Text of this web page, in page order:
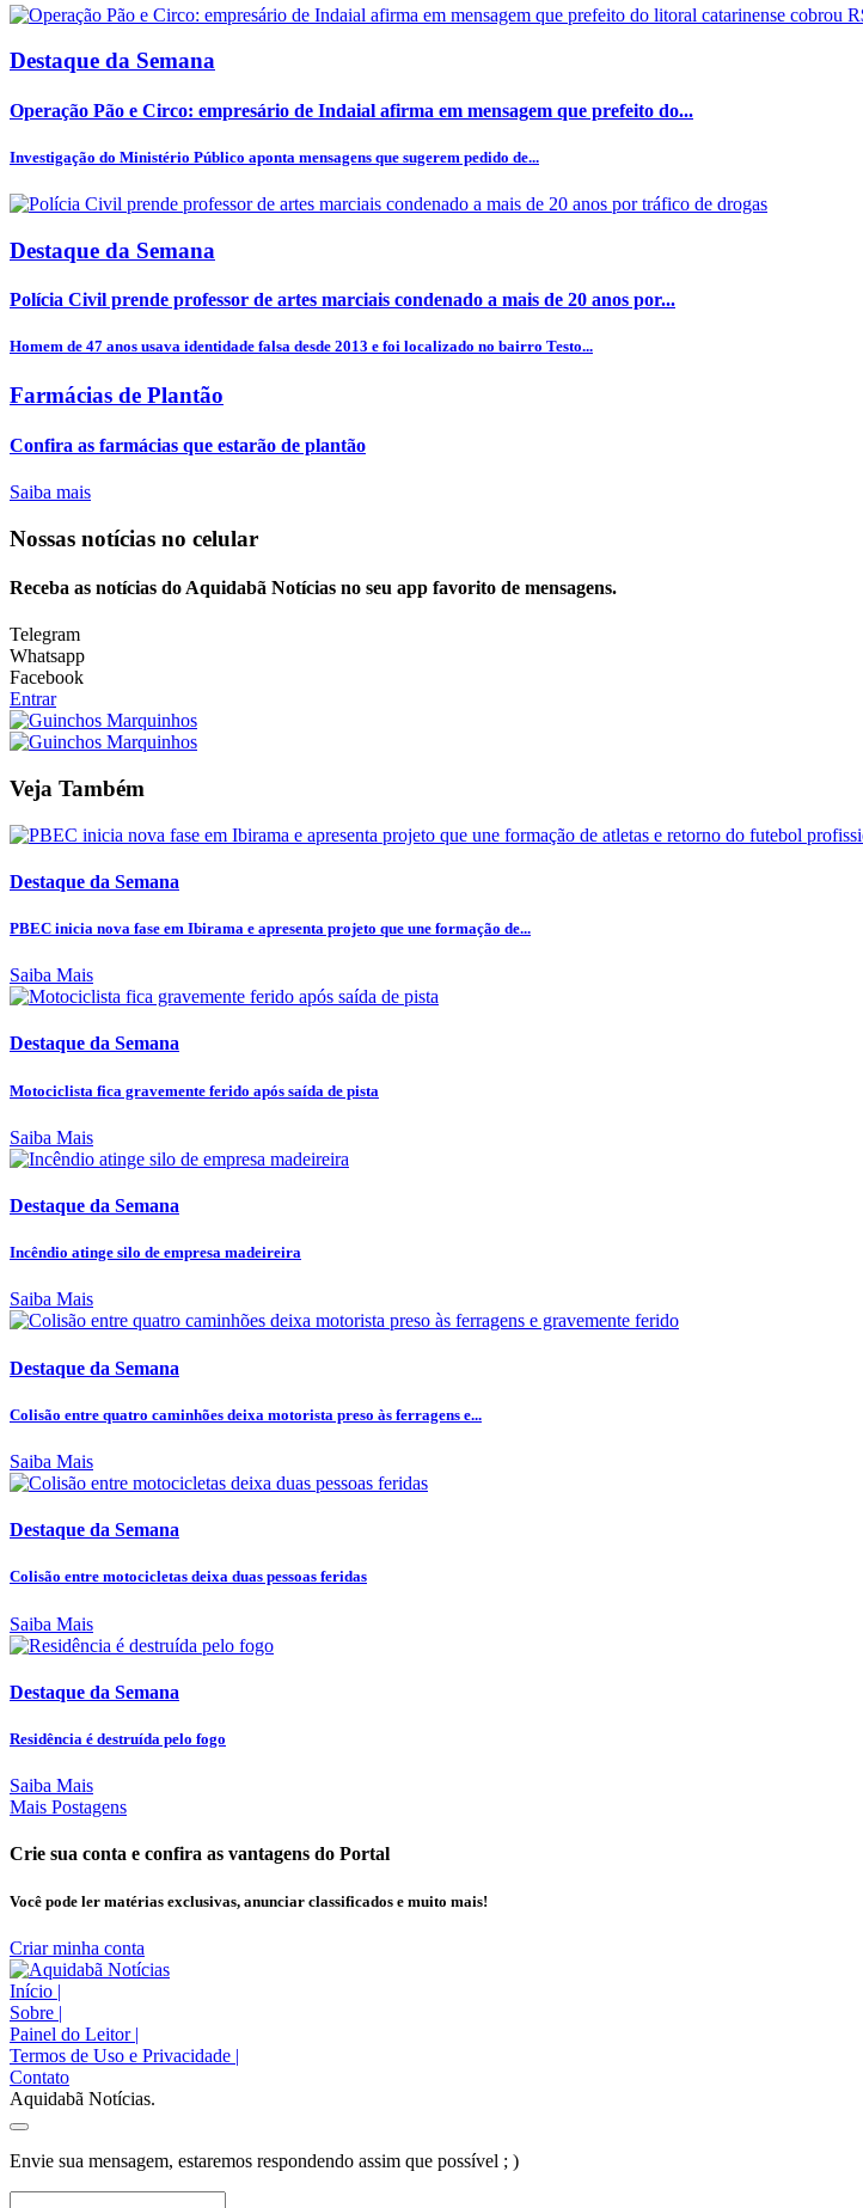
Destaque da Semana
Operação Pão e Circo: empresário de Indaial afirma em mensagem que prefeito do...
Investigação do Ministério Público aponta mensagens que sugerem pedido de...
Destaque da Semana
Polícia Civil prende professor de artes marciais condenado a mais de 20 anos por...
Homem de 47 anos usava identidade falsa desde 2013 e foi localizado no bairro Testo...
Farmácias de Plantão
Confira as farmácias que estarão de plantão
Saiba mais
Nossas notícias no celular
Receba as notícias do Aquidabã Notícias no seu app favorito de mensagens.
Telegram
Whatsapp
Facebook
Entrar
Veja Também
Destaque da Semana
PBEC inicia nova fase em Ibirama e apresenta projeto que une formação de...
Saiba Mais
Destaque da Semana
Motociclista fica gravemente ferido após saída de pista
Saiba Mais
Destaque da Semana
Incêndio atinge silo de empresa madeireira
Saiba Mais
Destaque da Semana
Colisão entre quatro caminhões deixa motorista preso às ferragens e...
Saiba Mais
Destaque da Semana
Colisão entre motocicletas deixa duas pessoas feridas
Saiba Mais
Destaque da Semana
Residência é destruída pelo fogo
Saiba Mais
Mais Postagens
Crie sua conta e confira as vantagens do Portal
Você pode ler matérias exclusivas, anunciar classificados e muito mais!
Criar minha conta
Início |
Sobre |
Painel do Leitor |
Termos de Uso e Privacidade |
Contato
Aquidabã Notícias.
Envie sua mensagem, estaremos respondendo assim que possível ; )